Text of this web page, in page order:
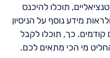
תוכלו להיכנס
מידע נוסף על הניסיון
כך, תוכלו לקבל
מי הכי מתאים לכם.